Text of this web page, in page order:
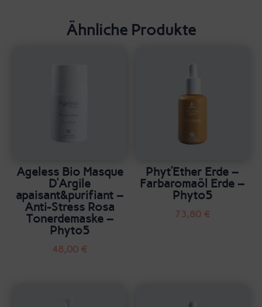
Ähnliche Produkte
Ageless Bio Masque
D’Argile
apaisant&purifiant –
Anti-Stress Rosa
Tonerdemaske –
Phyto5
48,00 €
Phyt’Ether Erde –
Farbaromaöl Erde –
Phyto5
73,80 €